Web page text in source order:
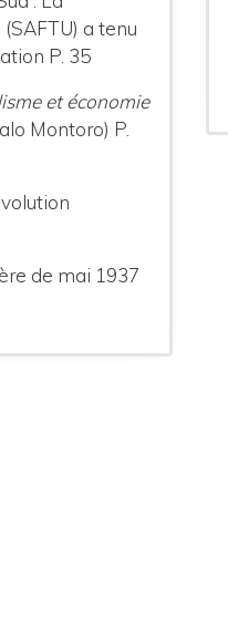
a tenu
P. 35
et économie
Montoro) P.
de mai 1937